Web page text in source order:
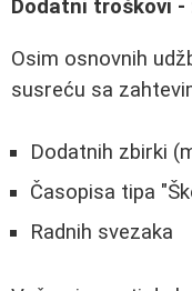
Dodatni troškovi
Osim osnovnih
susreću sa
Dodatnih zbirki
Časopisa tipa
Radnih svezaka